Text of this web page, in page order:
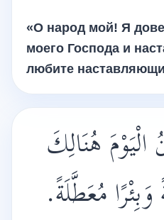
«О народ мой! Я
моего Господа и
любите
الْيَوْمَ هُنَالِكَ
مُعَطَّلَةً.